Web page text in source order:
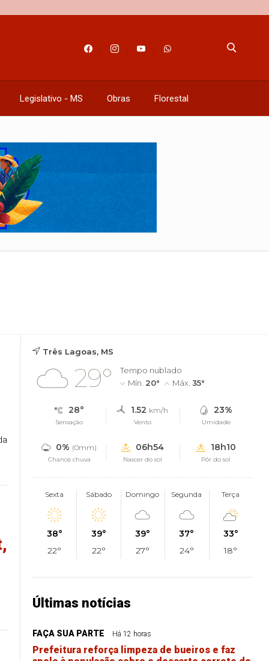
Legislativo - MS Obras Florestal
Três Lagoas, MS
29°
Tempo nublado
Mín. 20° Máx. 35°
28°
Sensação
1.52 km/h
Vento
23%
Umidade
0% (0mm)
Chance chuva
06h54
Nascer do sol
18h10
Pôr do sol
Sexta
38°
22°
Sábado
39°
22°
Domingo
39°
27°
Segunda
37°
24°
Terça
33°
18°
Últimas notícias
FAÇA SUA PARTE Há 12 horas
Prefeitura reforça limpeza de bueiros e faz